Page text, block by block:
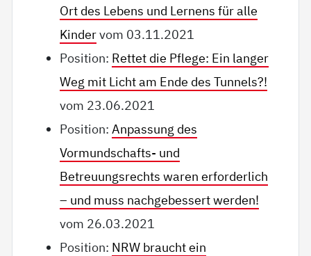
Ort des Lebens und Lernens für alle
Kindervom 03.11.2021
Position: Rettet die Pflege: Ein langer
Weg mit Licht am Ende des Tunnels?!
vom 23.06.2021
Position:Anpassung des
Vormundschafts- und
Betreuungsrechts waren erforderlich
– und muss nachgebessert werden!
vom 26.03.2021
Position: NRW braucht ein